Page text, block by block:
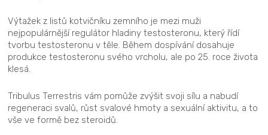
Výtažek z listů kotvičníku zemního je mezi muži
nejpopulárnější regulátor hladiny testosteronu, který řídí
tvorbu testosteronu v těle. Během dospívání dosahuje
produkce testosteronu svého vrcholu, ale po 25. roce života
klesá.
Tribulus Terrestris vám pomůže zvýšit svoji sílu a nabudí
regeneraci svalů, růst svalové hmoty a sexuální aktivitu, a to
vše ve formě bez steroidů.